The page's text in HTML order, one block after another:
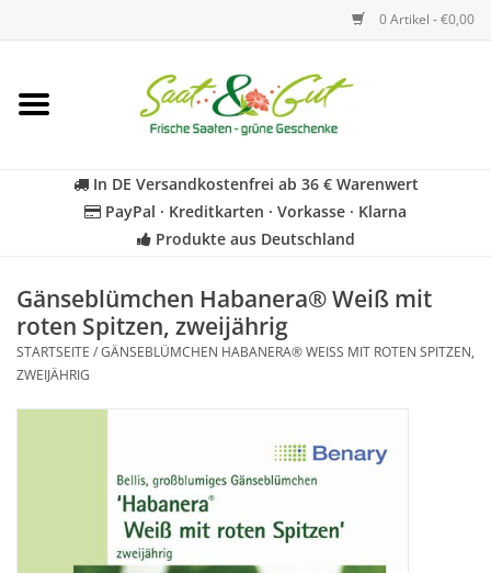
0 Artikel - €0,00
Startseite
Kräuter
BIO
Für Kinder
Geschenkideen
In DE Versandkostenfrei ab 36 € Warenwert
PayPal · Kreditkarten · Vorkasse · Klarna
Produkte aus Deutschland
Gänseblümchen Habanera® Weiß mit
roten Spitzen, zweijährig
STARTSEITE /GÄNSEBLÜMCHEN HABANERA® WEISS MIT ROTEN SPITZEN, Z
WEIJÄHRIG